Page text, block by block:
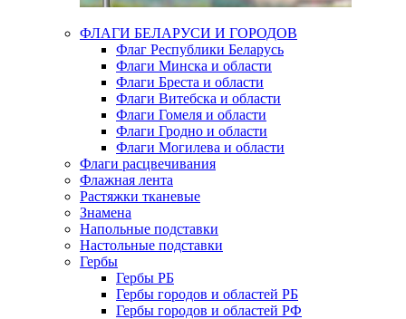
ФЛАГИ БЕЛАРУСИ И ГОРОДОВ
Флаг Республики Беларусь
Флаги Минска и области
Флаги Бреста и области
Флаги Витебска и области
Флаги Гомеля и области
Флаги Гродно и области
Флаги Могилева и области
Флаги расцвечивания
Флажная лента
Растяжки тканевые
Знамена
Напольные подставки
Настольные подставки
Гербы
Гербы РБ
Гербы городов и областей РБ
Гербы городов и областей РФ